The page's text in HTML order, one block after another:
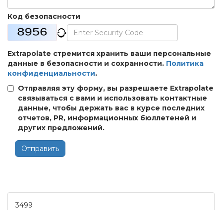
Код безопасности
Extrapolate стремится хранить ваши персональные
данные в безопасности и сохранности. Политика
конфиденциальности.
Отправляя эту форму, вы разрешаете Extrapolate
связываться с вами и использовать контактные
данные, чтобы держать вас в курсе последних
отчетов, PR, информационных бюллетеней и
других предложений.
Отправить
3499